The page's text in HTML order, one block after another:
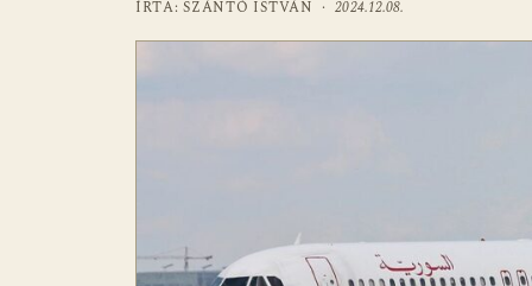
ÍRTA: SZÁNTÓ ISTVÁN ·2024.12.08.